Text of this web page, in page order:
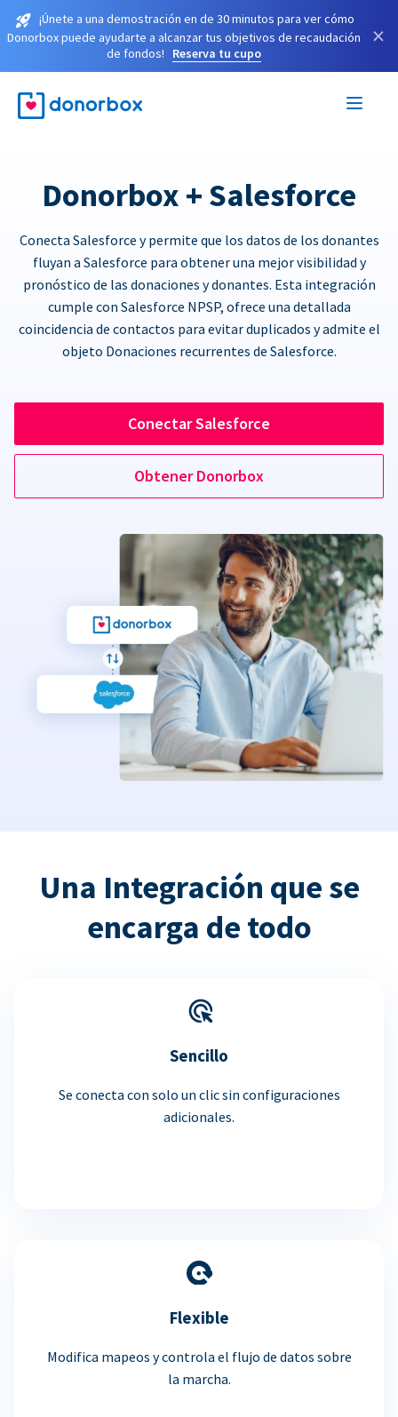
¡Únete a una demostración en de 30 minutos para ver cómo
Donorbox puede ayudarte a alcanzar tus objetivos de recaudación
de fondos!
Reserva tu cupo
×
Donorbox + Salesforce
Conecta Salesforce y permite que los datos de los donantes
fluyan a Salesforce para obtener una mejor visibilidad y
pronóstico de las donaciones y donantes. Esta integración
cumple con Salesforce NPSP, ofrece una detallada
coincidencia de contactos para evitar duplicados y admite el
objeto Donaciones recurrentes de Salesforce.
Conectar Salesforce
Obtener Donorbox
Una Integración que se
encarga de todo
Sencillo
Se conecta con solo un clic sin configuraciones
adicionales.
Flexible
Modifica mapeos y controla el flujo de datos sobre
la marcha.